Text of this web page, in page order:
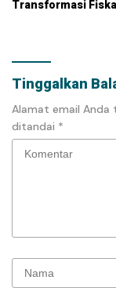
Transformasi
Tinggalkan
Alamat email Anda
ditandai *